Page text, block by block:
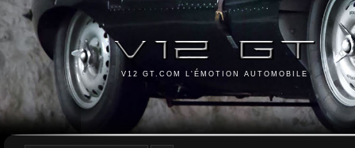
V12 GT.COM L'ÉMOTION AUTOMOBILE